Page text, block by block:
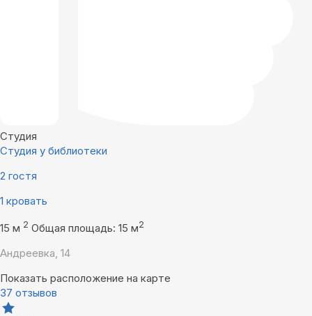
Студия
Студия у библиотеки
2 гостя
1 кровать
15 м 2 Общая площадь: 15 м2
Андреевка, 14
Показать расположение на карте
37 отзывов